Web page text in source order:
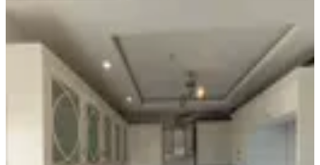
Gürselpaşa Mah. Kiralık 4+1 Gbk
Cepheli Full+full Extralı Daire
Seyhan, Gürselpaşa Mahallesi
4+1
160 m² 12. Kat·08.08.2026
45.000 ₺